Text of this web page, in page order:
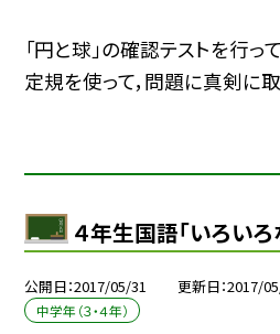
「円と球」の確認テストを行っ
定規を使って，問題に真剣に
４年生国語「いろい
公開日 2017/05/31 更新日 2017/
中学年（３・４年）